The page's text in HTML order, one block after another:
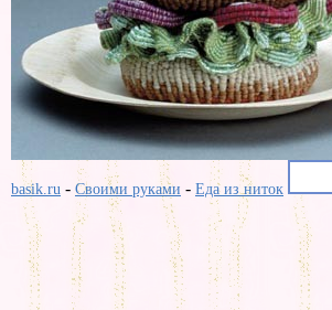
basik.ru - Своими руками - Еда из ниток